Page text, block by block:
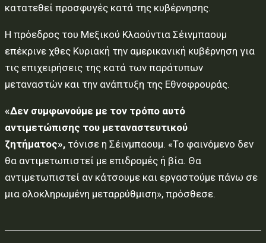
κατατεθεί προσφυγές κατά της κυβέρνησης.
Η πρόεδρος του Μεξικού Κλαούντια Σέινμπαουμ
επέκρινε χθες Κυριακή την αμερικανική κυβέρνηση για
τις επιχειρήσεις της κατά των παράτυπων
μεταναστών και την ανάπτυξη της Εθνοφρουράς.
«Δεν συμφωνούμε με τον τρόπο αυτό
αντιμετώπισης του μεταναστευτικού
ζητήματος», τόνισε η Σέινμπαουμ. «Το φαινόμενο δεν
θα αντιμετωπιστεί με επιδρομές ή βία. Θα
αντιμετωπιστεί αν κάτσουμε και εργαστούμε πάνω σε
μια ολοκληρωμένη μεταρρύθμιση», πρόσθεσε.